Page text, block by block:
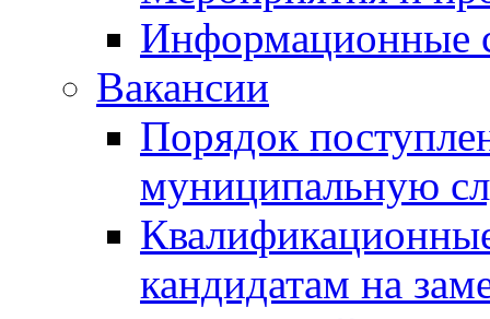
Информационные
Вакансии
Порядок
муниципальную
кандидатам на